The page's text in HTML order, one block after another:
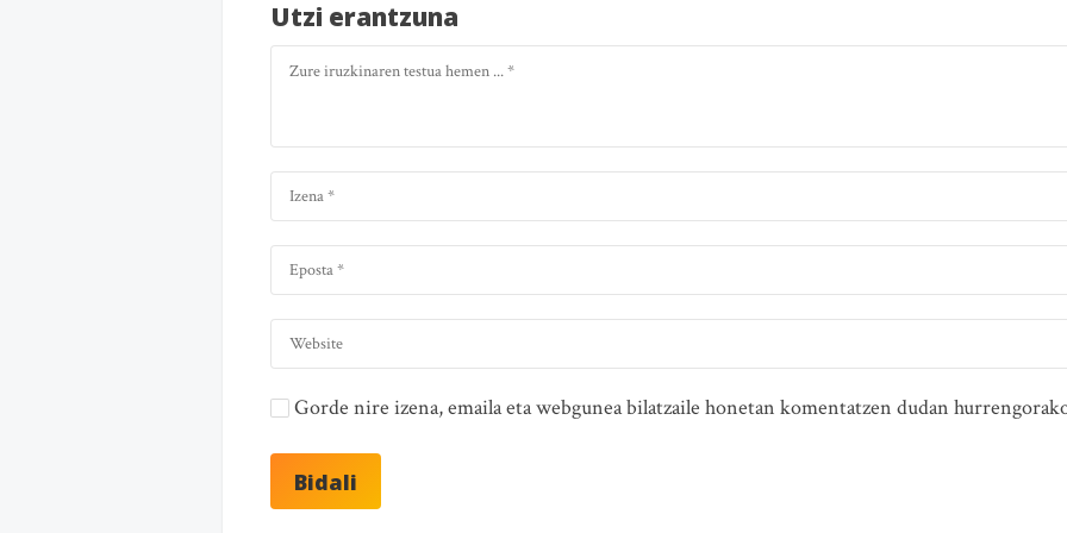
Utzi erantzuna
Gorde nire izena, emaila eta webgunea bilatzaile honetan komentatzen dudan